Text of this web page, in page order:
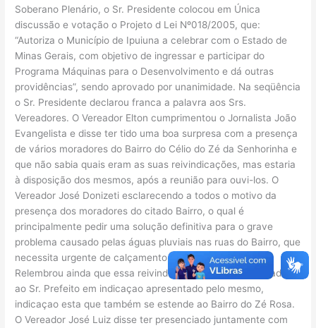
Soberano Plenário, o Sr. Presidente colocou em Única
discussão e votação o Projeto d Lei Nº018/2005, que:
“Autoriza o Município de Ipuiuna a celebrar com o Estado de
Minas Gerais, com objetivo de ingressar e participar do
Programa Máquinas para o Desenvolvimento e dá outras
providências”, sendo aprovado por unanimidade. Na seqüência
o Sr. Presidente declarou franca a palavra aos Srs.
Vereadores. O Vereador Elton cumprimentou o Jornalista João
Evangelista e disse ter tido uma boa surpresa com a presença
de vários moradores do Bairro do Célio do Zé da Senhorinha e
que não sabia quais eram as suas reivindicações, mas estaria
à disposição dos mesmos, após a reunião para ouvi-los. O
Vereador José Donizeti esclarecendo a todos o motivo da
presença dos moradores do citado Bairro, o qual é
principalmente pedir uma solução definitiva para o grave
problema causado pelas águas pluviais nas ruas do Bairro, que
necessita urgente de calçamento e demais benfeitorias.
Relembrou ainda que essa reivindicação já foi encaminhada
ao Sr. Prefeito em indicaçao apresentado pelo mesmo,
indicaçao esta que também se estende ao Bairro do Zé Rosa.
O Vereador José Luiz disse ter presenciado juntamente com